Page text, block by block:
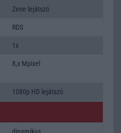
Zene lejátszó
RDS
1x
8,x Mpixel
1080p HD lejátszó
dinamikus